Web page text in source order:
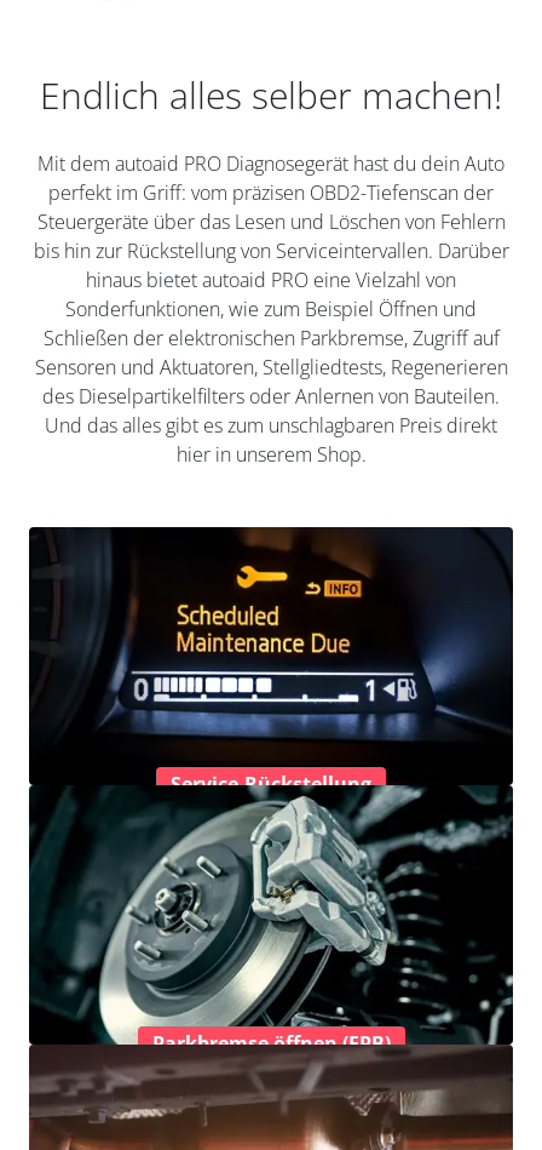
Endlich alles selber machen!
Mit dem autoaid PRO Diagnosegerät hast du dein Auto
perfekt im Griff: vom präzisen OBD2-Tiefenscan der
Steuergeräte über das Lesen und Löschen von Fehlern
bis hin zur Rückstellung von Serviceintervallen. Darüber
hinaus bietet autoaid PRO eine Vielzahl von
Sonderfunktionen, wie zum Beispiel Öffnen und
Schließen der elektronischen Parkbremse, Zugriff auf
Sensoren und Aktuatoren, Stellgliedtests, Regenerieren
des Dieselpartikelfilters oder Anlernen von Bauteilen.
Und das alles gibt es zum unschlagbaren Preis direkt
hier in unserem Shop.
Service-Rückstellung
Parkbremse öffnen (EPB)